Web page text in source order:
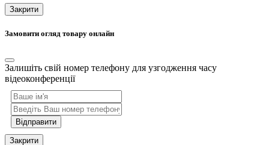
Закрити
Замовити огляд товару онлайн
Залишіть свій номер телефону для узгодження часу
відеоконференції
Відправити
Закрити